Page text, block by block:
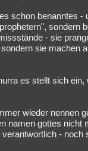
Gruppen
schon benanntes -
sondern
- sie
sie machen
es stellt sich
wieder nennen
namen gottes nicht
- noch